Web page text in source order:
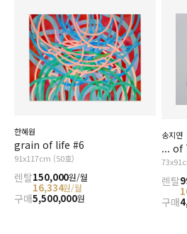
한혜원
grain of life #6
91x117cm (50호)
렌탈150,000원/월
16,334원/월
구매5,500,000원
송지연
... of
렌탈
구매